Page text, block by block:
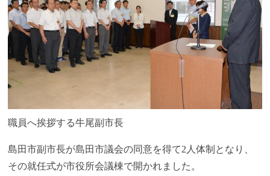
職員へ挨拶する牛尾副市長
島田市副市長が島田市議会の同意を得て2人体制となり、
その就任式が市役所会議棟で開かれました。